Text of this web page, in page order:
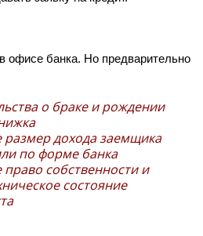
офисе банка. Но предварительно
о браке и рождении
дохода заемщика
по форме банка
собственности и
состояние